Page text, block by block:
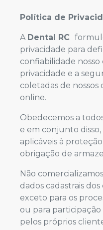
Política de
A Dental RC
privacidade para
confiabilidade nosso
privacidade e a
coletadas de nossos
online.
Obedecemos a
e em conjunto
aplicáveis à
obrigação de
Não
dados cadastrais
exceto para os
ou para
pelos próprios